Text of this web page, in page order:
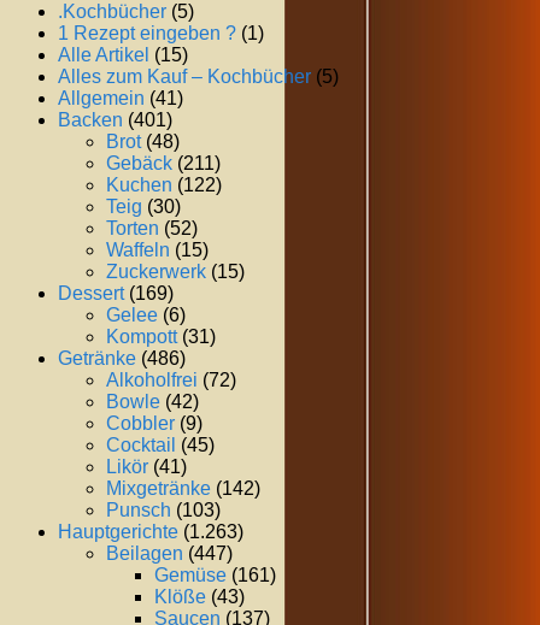
.Kochbücher (5)
1 Rezept eingeben ? (1)
Alle Artikel (15)
Alles zum Kauf – Kochbücher (5)
Allgemein (41)
Backen (401)
Brot(48)
Gebäck (211)
Kuchen (122)
Teig (30)
Torten (52)
Waffeln (15)
Zuckerwerk (15)
Dessert(169)
Gelee (6)
Kompott(31)
Getränke (486)
Alkoholfrei (72)
Bowle (42)
Cobbler (9)
Cocktail (45)
Likör (41)
Mixgetränke (142)
Punsch (103)
Hauptgerichte (1.263)
Beilagen (447)
Gemüse (161)
Klöße (43)
Saucen (137)